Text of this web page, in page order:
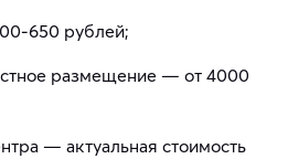
650 рублей;
размещение — от 4000
— актуальная стоимость